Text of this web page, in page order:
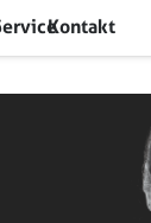
Kontakt